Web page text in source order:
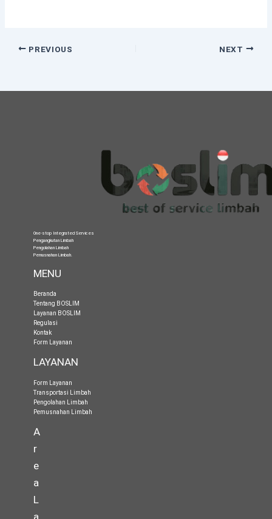
PREVIOUS NEXT
One-stop Integrated Services
Pengangkutan Limbah
Pengolahan Limbah
Pemusnahan Limbah.
MENU
Beranda
Tentang BOSLIM
Layanan BOSLIM
Regulasi
Kontak
Form Layanan
LAYANAN
Form Layanan
Transportasi Limbah
Pengolahan Limbah
Pemusnahan Limbah
A
r
e
a
L
a